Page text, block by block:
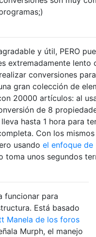
y útil, PERO
extremadamente lento
conversiones
gran colección de
20000 artículos: al
de 8
hasta 1 hora para
Con los
usando el enfoque de
toma unos segundos
funcionar para
Está basado
Manela de los foros
Murph, el manejo